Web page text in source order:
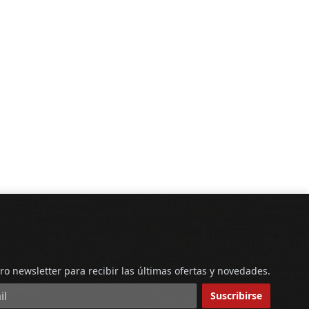
newsletter para recibir las últimas ofertas y novedades.
electrónico Suscribirse